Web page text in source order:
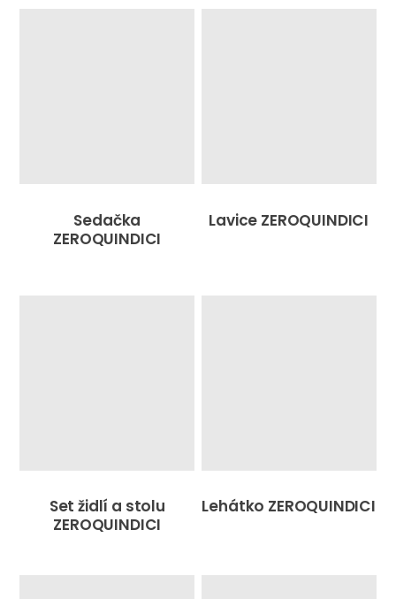
Sedačka
ZEROQUINDICI
Lavice ZEROQUINDICI
Set židlí a stolu
ZEROQUINDICI
Lehátko ZEROQUINDICI